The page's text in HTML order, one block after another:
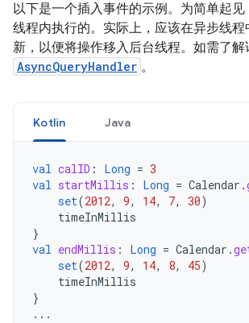
以下是一个插入事件的示例。为简单起
线程内执行的。实际上，应该在异步线
新，以便将操作移入后台线程。如需了解
AsyncQueryHandler 。
Kotlin Java
val calID : Long = 3
val startMillis : Long = Calendar .
set(2012, 9, 14, 7, 30)
timeInMillis
}
val endMillis : Long = Calendar .
set(2012, 9, 14, 8, 45)
timeInMillis
}
...